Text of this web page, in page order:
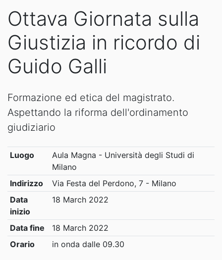
Ottava Giornata sulla
Giustizia in ricordo di
Guido Galli
Formazione ed etica del magistrato.
Aspettando la riforma dell'ordinamento
giudiziario
Luogo
Aula Magna - Università degli Studi di
Milano
Indirizzo
Via Festa del Perdono, 7 - Milano
Data
inizio
18 March 2022
Data fine
18 March 2022
Orario
in onda dalle 09.30